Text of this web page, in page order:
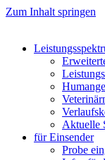
Zum Inhalt springen
Aktuelle
für Einsender
Probe